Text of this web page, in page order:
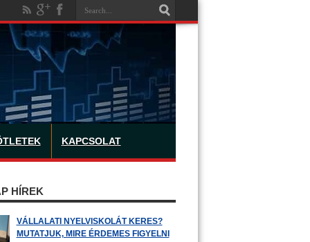
KAPCSOLAT
HÍREK
VÁLLALATI NYELVISKOLÁT KERES?
MUTATJUK, MIRE ÉRDEMES FIGYELNI